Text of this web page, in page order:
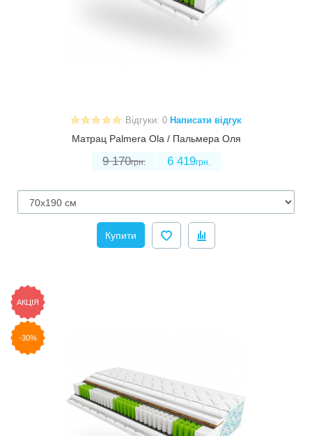
Відгуки: 0 Написати відгук
Матрац Palmera Ola / Пальмера Оля
9 170грн. 6 419грн.
Купити
АКЦІЯ
-30%